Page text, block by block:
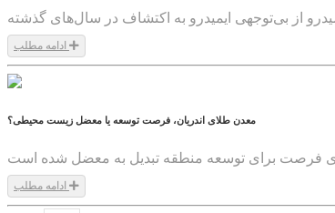
از بی‌توجهی ایمیدرو به اکتشاف در سال‌های گذشته
1399/05/11
معدن طلای اندریان، فرصت توسعه یا معضل زیست محیطی؟
1399/05/11